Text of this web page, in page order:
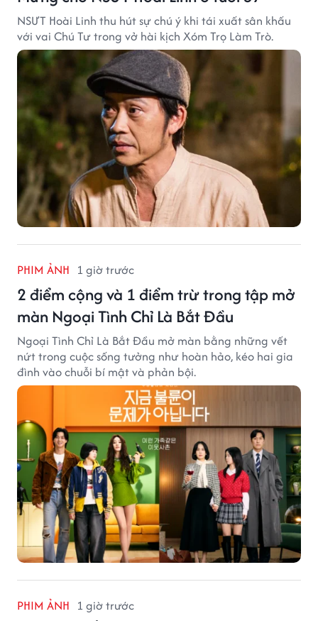
NSƯT Hoài Linh thu hút sự chú ý khi tái xuất sân khấu
với vai Chú Tư trong vở hài kịch Xóm Trọ Làm Trò.
PHIM ẢNH 1 giờ trước
2 điểm cộng và 1 điểm trừ trong tập mở
màn Ngoại Tình Chỉ Là Bắt Đầu
Ngoại Tình Chỉ Là Bắt Đầu mở màn bằng những vết
nứt trong cuộc sống tưởng như hoàn hảo, kéo hai gia
đình vào chuỗi bí mật và phản bội.
PHIM ẢNH 1 giờ trước